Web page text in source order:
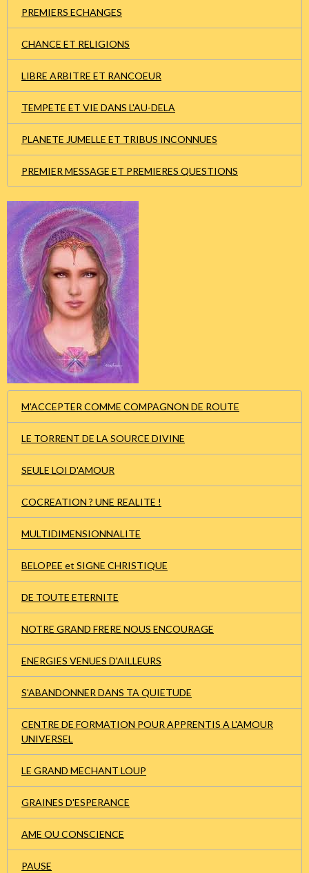
PREMIERS ECHANGES
CHANCE ET RELIGIONS
LIBRE ARBITRE ET RANCOEUR
TEMPETE ET VIE DANS L'AU-DELA
PLANETE JUMELLE ET TRIBUS INCONNUES
PREMIER MESSAGE ET PREMIERES QUESTIONS
M'ACCEPTER COMME COMPAGNON DE ROUTE
LE TORRENT DE LA SOURCE DIVINE
SEULE LOI D'AMOUR
COCREATION ? UNE REALITE !
MULTIDIMENSIONNALITE
BELOPEE et SIGNE CHRISTIQUE
DE TOUTE ETERNITE
NOTRE GRAND FRERE NOUS ENCOURAGE
ENERGIES VENUES D'AILLEURS
S'ABANDONNER DANS TA QUIETUDE
CENTRE DE FORMATION POUR APPRENTIS A L'AMOUR
UNIVERSEL
LE GRAND MECHANT LOUP
GRAINES D'ESPERANCE
AME OU CONSCIENCE
PAUSE